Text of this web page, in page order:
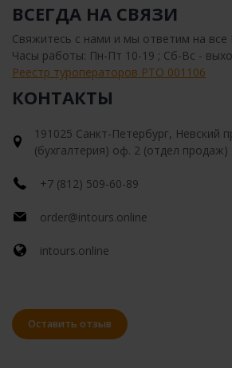
ВСЕГДА НА СВЯЗИ
Свяжитесь с нами и мы ответим на
Часы работы: Пн-Пт 10-19 ; Сб-Вс -
Реестр туроператоров РТО 001106
КОНТАКТЫ
191025 Санкт-Петербург, Невский
(бухгалтерия) оф. 2 (отдел продаж)
+7 (812) 509-60-89
order@intours.online
intours.online
Оставить отзыв